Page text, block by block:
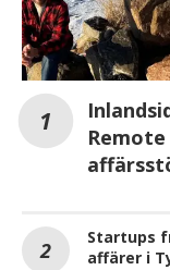
Startups
affärer i